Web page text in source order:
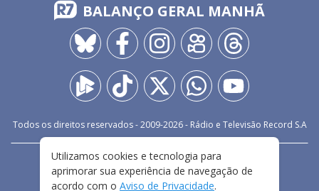
BALANÇO GERAL MANHÃ
Todos os direitos reservados - 2009-2026- Rádio e Televisão Record S.A
FALE CONOSCO
PRIVACIDADE
TERMOS E CONDIÇÕES DE USO
Utilizamos cookies e tecnologia para
aprimorar sua experiência de navegação de
acordo com o Aviso de Privacidade.